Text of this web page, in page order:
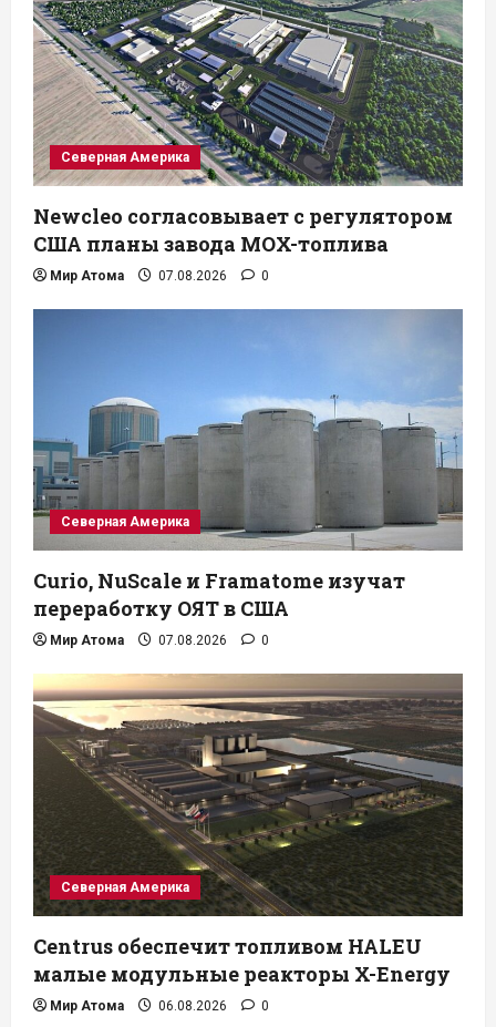
Северная Америка
Newcleo согласовывает с регулятором
США планы завода MOX-топлива
Мир Атома 07.08.2026 0
Северная Америка
Curio, NuScale и Framatome изучат
переработку ОЯТ в США
Мир Атома 07.08.2026 0
Северная Америка
Centrus обеспечит топливом HALEU
малые модульные реакторы X-Energy
Мир Атома 06.08.2026 0